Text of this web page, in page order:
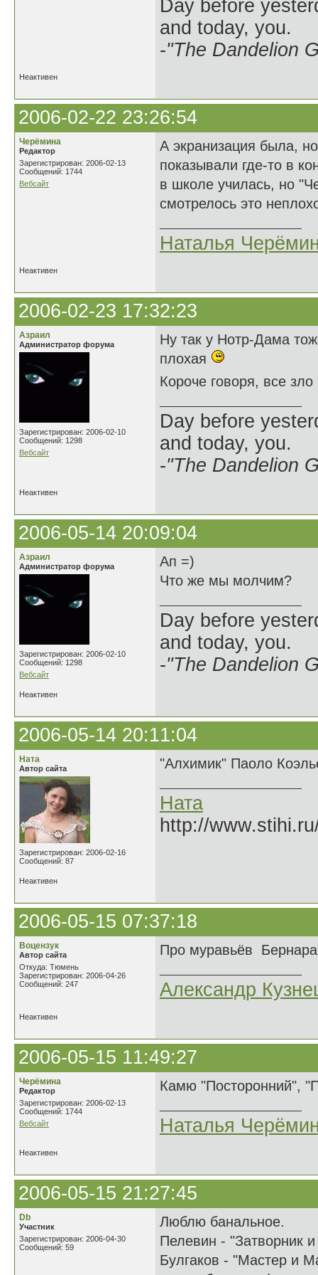
Day before
and today, you.
-"The Dandelion
Неактивен
2006-02-22 23:26:54
Черёмина
Редактор
Зарегистрирован: 2006-02-13
Сообщений: 1744
Вебсайт
А экранизация была,
показывали где-то в
в школе училась, но
смотрелось это
Наталья
Неактивен
2006-02-23 17:32:23
Азраил
Администратор форума
Зарегистрирован: 2006-02-10
Сообщений: 1298
Вебсайт
Ну так у Нотр-Дама
плохая
Короче говоря, все
Day before
and today, you.
-"The Dandelion
Неактивен
2006-05-14 20:09:04
Азраил
Администратор форума
Зарегистрирован: 2006-02-10
Сообщений: 1298
Вебсайт
Ап =)
Что же мы молчим?
Day before
and today, you.
-"The Dandelion
Неактивен
2006-05-14 20:11:04
Ната
Автор сайта
Зарегистрирован: 2006-02-16
Сообщений: 87
"Алхимик" Паоло
Ната
http://
Неактивен
2006-05-15 07:37:18
Воцензук
Автор сайта
Откуда: Тюмень
Зарегистрирован: 2006-04-26
Сообщений: 247
Про муравьёв
Александр
Неактивен
2006-05-15 11:49:27
Черёмина
Редактор
Зарегистрирован: 2006-02-13
Сообщений: 1744
Вебсайт
Камю "Посторонний",
Наталья
Неактивен
2006-05-15 21:27:45
Db
Участник
Зарегистрирован: 2006-04-30
Сообщений: 59
Люблю банальное.
Пелевин - "Затворник
Булгаков - "Мастер и